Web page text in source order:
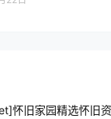
怀旧家园精选怀旧